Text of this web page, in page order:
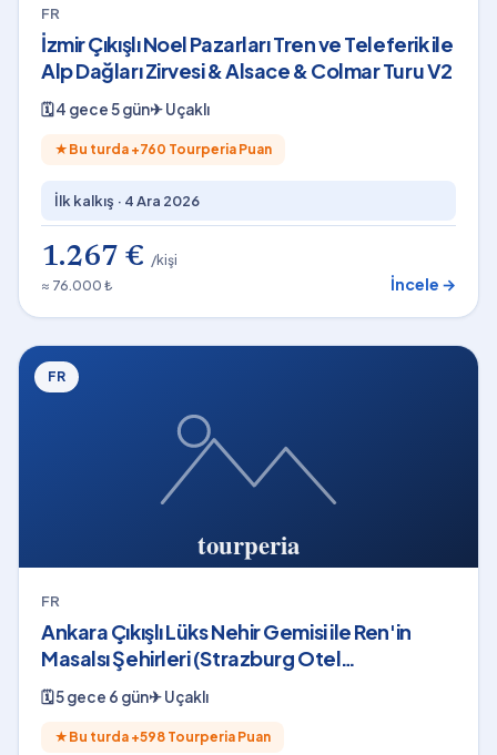
FR
İzmir Çıkışlı Noel Pazarları Tren ve Teleferik ile
Alp Dağları Zirvesi & Alsace & Colmar Turu V2
🗓4 gece 5 gün✈Uçaklı
★ Bu turda +760 Tourperia Puan
İlk kalkış · 4 Ara 2026
1.267 € /kişi
≈ 76.000 ₺
İncele →
FR
FR
Ankara Çıkışlı Lüks Nehir Gemisi ile Ren'in
Masalsı Şehirleri (Strazburg Otel
Konaklamalı)
🗓5 gece 6 gün✈Uçaklı
★ Bu turda +598 Tourperia Puan